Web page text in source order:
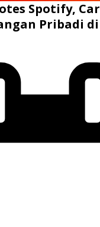
Spotify,
Pribadi